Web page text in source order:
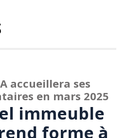
accueillera ses
en mars 2025
immeuble
forme à